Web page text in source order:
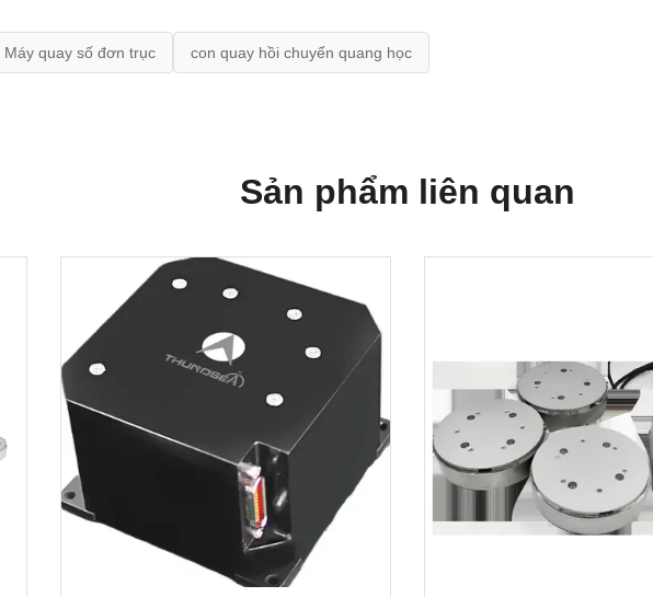
Máy quay số đơn trục con quay hồi chuyển quang học
Sản phẩm liên quan